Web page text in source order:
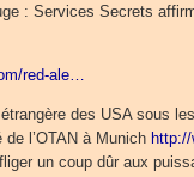
: Services Secrets
red-ale…
des USA sous
l’OTAN à Munich
un coup dûr aux